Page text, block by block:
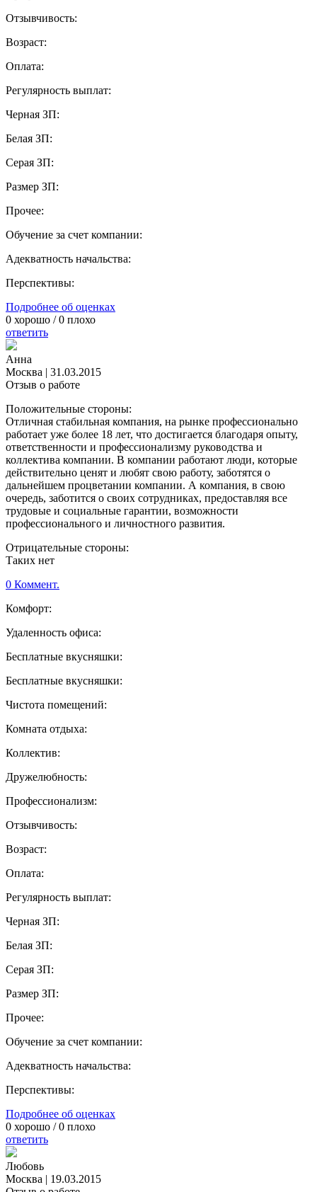
Отзывчивость:
Возраст:
Оплата:
Регулярность выплат:
Черная ЗП:
Белая ЗП:
Серая ЗП:
Размер ЗП:
Прочее:
Обучение за счет компании:
Адекватность начальства:
Перспективы:
Подробнее об оценках
0 хорошо /0 плохо
ответить
Анна
Москва | 31.03.2015
Отзыв о работе
Положительные стороны:
Отличная стабильная компания, на рынке профессионально
работает уже более 18 лет, что достигается благодаря опыту,
ответственности и профессионализму руководства и
коллектива компании. В компании работают люди, которые
действительно ценят и любят свою работу, заботятся о
дальнейшем процветании компании. А компания, в свою
очередь, заботится о своих сотрудниках, предоставляя все
трудовые и социальные гарантии, возможности
профессионального и личностного развития.
Отрицательные стороны:
Таких нет
0 Коммент.
Комфорт:
Удаленность офиса:
Бесплатные вкусняшки:
Бесплатные вкусняшки:
Чистота помещений:
Комната отдыха:
Коллектив:
Дружелюбность:
Профессионализм:
Отзывчивость:
Возраст:
Оплата:
Регулярность выплат:
Черная ЗП:
Белая ЗП:
Серая ЗП:
Размер ЗП:
Прочее:
Обучение за счет компании:
Адекватность начальства:
Перспективы:
Подробнее об оценках
0 хорошо /0 плохо
ответить
Любовь
Москва | 19.03.2015